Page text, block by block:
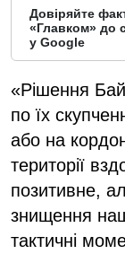
Довіряйте
«Главком» до
у Google
«Рішення
по їх
або на
території
позитивне,
знищення
тактичні